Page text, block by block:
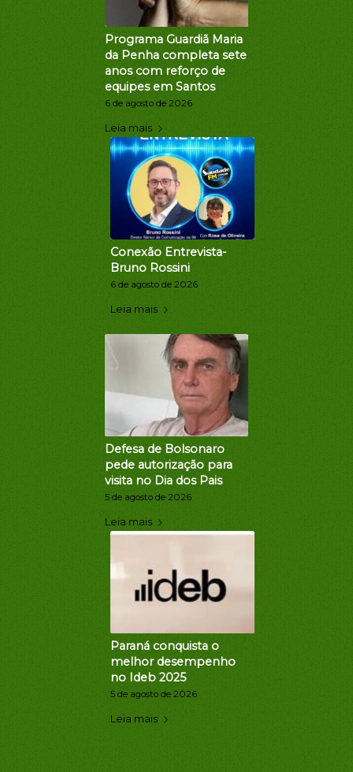
Programa Guardiã Maria
da Penha completa sete
anos com reforço de
equipes em Santos
6 de agosto de 2026
Leia mais
Conexão Entrevista-
Bruno Rossini
6 de agosto de 2026
Leia mais
Defesa de Bolsonaro
pede autorização para
visita no Dia dos Pais
5 de agosto de 2026
Leia mais
Paraná conquista o
melhor desempenho
no Ideb 2025
5 de agosto de 2026
Leia mais